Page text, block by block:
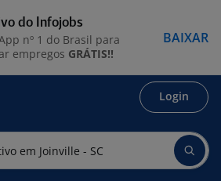
Login
do Infojobs
nº 1 do Brasil para
empregos GRÁTIS!!
BAIXAR